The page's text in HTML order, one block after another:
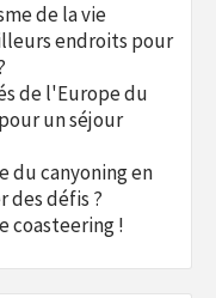
de la vie
endroits pour
de l'Europe du
un séjour
du canyoning en
des défis ?
coasteering !